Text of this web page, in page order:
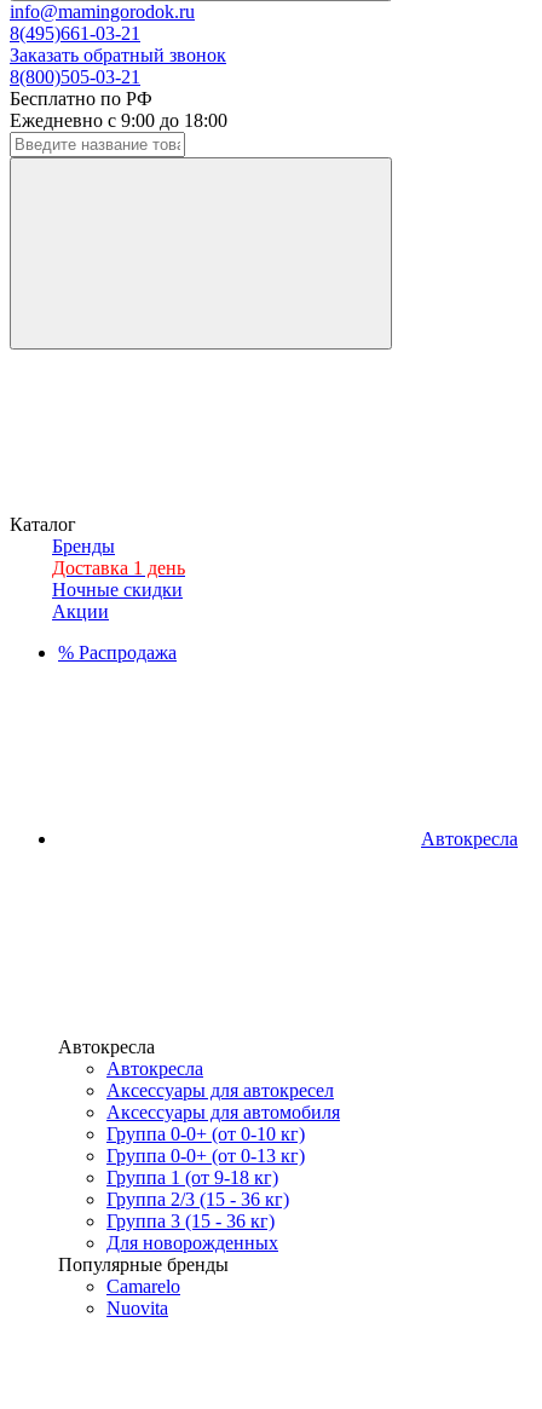
info@mamingorodok.ru
8(495)661-03-21
Заказать обратный звонок
8(800)505-03-21
Бесплатно по РФ
Ежедневно с 9:00 до 18:00
Каталог
Бренды
Доставка 1 день
Ночные скидки
Акции
% Распродажа
Автокресла
Автокресла
Автокресла
Аксессуары для автокресел
Аксессуары для автомобиля
Группа 0-0+ (от 0-10 кг)
Группа 0-0+ (от 0-13 кг)
Группа 1 (от 9-18 кг)
Группа 2/3 (15 - 36 кг)
Группа 3 (15 - 36 кг)
Для новорожденных
Популярные бренды
Camarelo
Nuovita